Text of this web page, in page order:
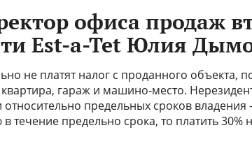
офиса продаж
Est-a-Tet Юлия
не платят налог с проданного объекта,
гараж и машино-место.
предельных сроков владения
течение предельно срока, то платить 30%